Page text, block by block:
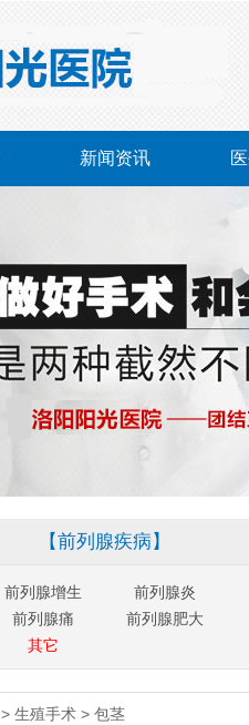
新闻资讯
【前列腺疾病】
前列腺增生
前列腺炎
前列腺痛
前列腺肥大
其它
> 生殖手术 > 包茎